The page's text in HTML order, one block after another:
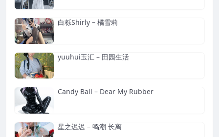
白栎Shirly – 橘雪莉
yuuhui玉汇 – 田园生活
Candy Ball – Dear My Rubber
星之迟迟 – 鸣潮 长离